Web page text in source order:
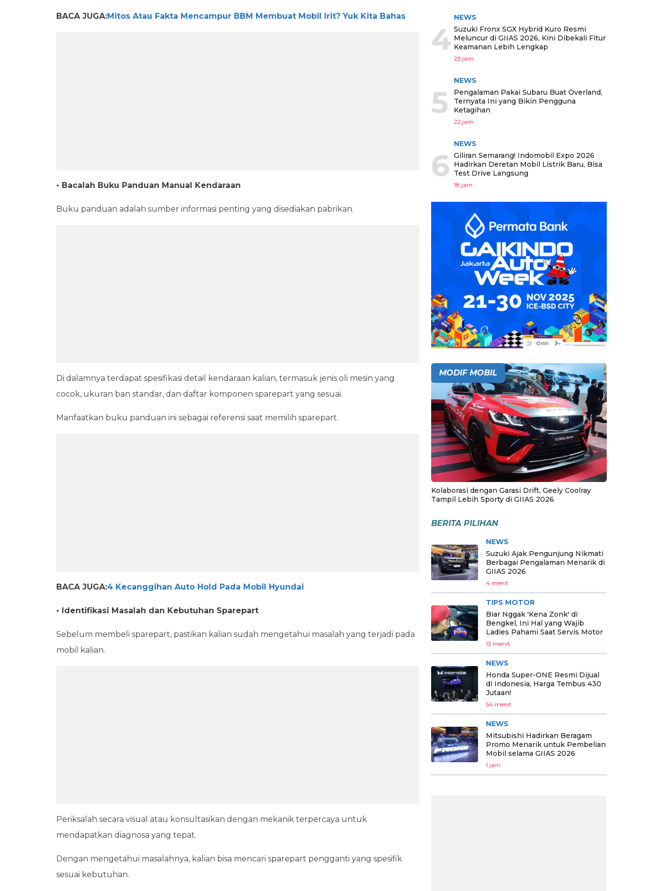
BACA JUGA:Mitos Atau Fakta Mencampur BBM Membuat Mobil Irit? Yuk Kita Bahas
• Bacalah Buku Panduan Manual Kendaraan
Buku panduan adalah sumber informasi penting yang disediakan pabrikan.
Di dalamnya terdapat spesifikasi detail kendaraan kalian, termasuk jenis oli mesin yang
cocok, ukuran ban standar, dan daftar komponen sparepart yang sesuai.
Manfaatkan buku panduan ini sebagai referensi saat memilih sparepart.
BACA JUGA:4 Kecanggihan Auto Hold Pada Mobil Hyundai
• Identifikasi Masalah dan Kebutuhan Sparepart
Sebelum membeli sparepart, pastikan kalian sudah mengetahui masalah yang terjadi pada
mobil kalian.
Periksalah secara visual atau konsultasikan dengan mekanik terpercaya untuk
mendapatkan diagnosa yang tepat.
Dengan mengetahui masalahnya, kalian bisa mencari sparepart pengganti yang spesifik
sesuai kebutuhan.
4
NEWS
Suzuki Fronx SGX Hybrid Kuro Resmi
Meluncur di GIIAS 2026, Kini Dibekali Fitur
Keamanan Lebih Lengkap
23 jam
5
NEWS
Pengalaman Pakai Subaru Buat Overland,
Ternyata Ini yang Bikin Pengguna
Ketagihan
22 jam
6
NEWS
Giliran Semarang! Indomobil Expo 2026
Hadirkan Deretan Mobil Listrik Baru, Bisa
Test Drive Langsung
18 jam
MODIF MOBIL
Kolaborasi dengan Garasi Drift, Geely Coolray
Tampil Lebih Sporty di GIIAS 2026
BERITA PILIHAN
NEWS
Suzuki Ajak Pengunjung Nikmati
Berbagai Pengalaman Menarik di
GIIAS 2026
4 menit
TIPS MOTOR
Biar Nggak 'Kena Zonk' di
Bengkel, Ini Hal yang Wajib
Ladies Pahami Saat Servis Motor
13 menit
NEWS
Honda Super-ONE Resmi Dijual
di Indonesia, Harga Tembus 430
Jutaan!
54 menit
NEWS
Mitsubishi Hadirkan Beragam
Promo Menarik untuk Pembelian
Mobil selama GIIAS 2026
1 jam